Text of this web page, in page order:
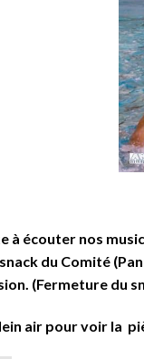
à écouter nos
du Comité
(Fermeture du
air pour voir la